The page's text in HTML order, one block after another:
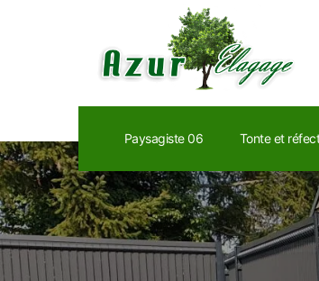
Paysagiste 06 Tonte et